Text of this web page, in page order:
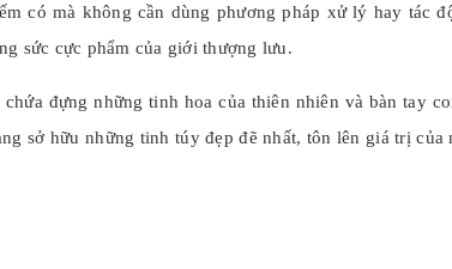
có mà không cần dùng phương pháp xử lý hay tác
sức cực phẩm của giới thượng lưu.
đựng những tinh hoa của thiên nhiên và bàn tay
sở hữu những tinh túy đẹp đẽ nhất, tôn lên giá trị của